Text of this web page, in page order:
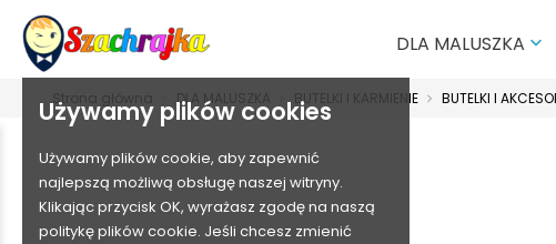
Używamy plików cookies
Używamy plików cookie, aby zapewnić
najlepszą możliwą obsługę naszej witryny.
Klikając przycisk OK, wyrażasz zgodę na naszą
politykę plików cookie. Jeśli chcesz zmienić
DLA MALUSZKA 
Strona główna DLA MALUSZKA BUTELKI I KARMIENIE BUTELKI I